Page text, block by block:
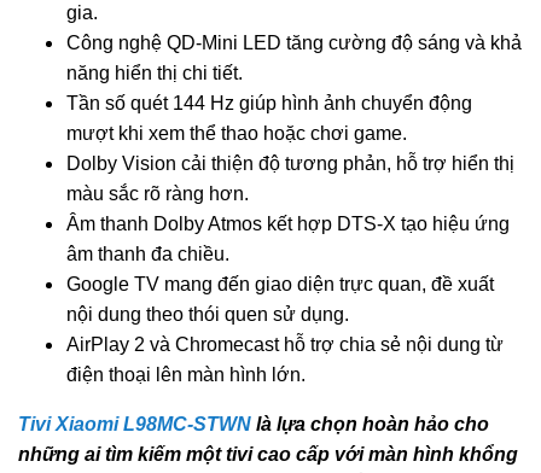
gia.
Công nghệ QD-Mini LED tăng cường độ sáng và khả
năng hiển thị chi tiết.
Tần số quét 144 Hz giúp hình ảnh chuyển động
mượt khi xem thể thao hoặc chơi game.
Dolby Vision cải thiện độ tương phản, hỗ trợ hiển thị
màu sắc rõ ràng hơn.
Âm thanh Dolby Atmos kết hợp DTS-X tạo hiệu ứng
âm thanh đa chiều.
Google TV mang đến giao diện trực quan, đề xuất
nội dung theo thói quen sử dụng.
AirPlay 2 và Chromecast hỗ trợ chia sẻ nội dung từ
điện thoại lên màn hình lớn.
Tivi Xiaomi L98MC-STWN là lựa chọn hoàn hảo cho
những ai tìm kiếm một tivi cao cấp với màn hình khổng